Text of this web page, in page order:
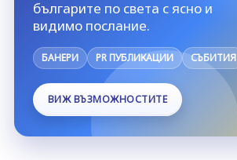
българите по света с ясно и
видимо послание.
БАНЕРИ PR ПУБЛИКАЦИИ СЪБИТИЯ
ВИЖ ВЪЗМОЖНОСТИТЕ